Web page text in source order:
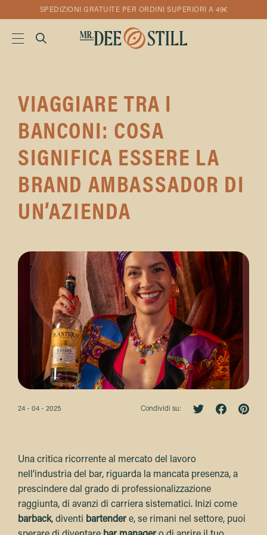
SPEDIZIONI GRATUITE PER ORDINI SUPERIORI A 49€
VIAGGIARE TRA I
BANCONI: COSA
SIGNIFICA ESSERE LA
BRAND AMBASSADOR DI
UN’AZIENDA
24 - 04 - 2025 Condividi su:
Una critica ricorrente al mercato del lavoro
nell’industria del bar, riguarda la mancata presenza, a
prescindere dal grado di professionalizzazione
raggiunta, di avanzi di carriera sistematici. Inizi come
barback, diventi bartender e, se rimani nel settore, puoi